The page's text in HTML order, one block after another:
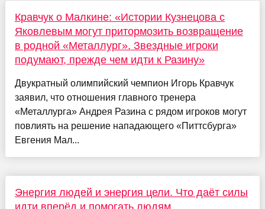
Кравчук о Малкине: «Истории Кузнецова с
Яковлевым могут притормозить возвращение
в родной «Металлург». Звездные игроки
подумают, прежде чем идти к Разину»
Двукратный олимпийский чемпион Игорь Кравчук
заявил, что отношения главного тренера
«Металлурга» Андрея Разина с рядом игроков могут
повлиять на решение нападающего «Питтсбурга»
Евгения Мал...
Энергия людей и энергия цели. Что даёт силы
идти вперёд и помогать людям